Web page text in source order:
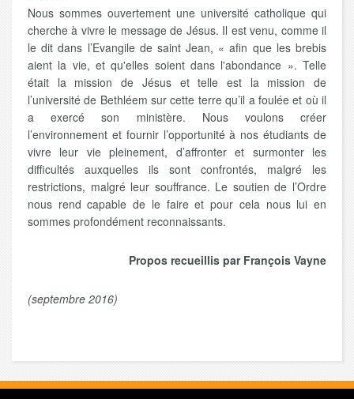
Nous sommes ouvertement une université catholique qui
cherche à vivre le message de Jésus. Il est venu, comme il
le dit dans l’Evangile de saint Jean, « afin que les brebis
aient la vie, et qu'elles soient dans l'abondance ». Telle
était la mission de Jésus et telle est la mission de
l’université de Bethléem sur cette terre qu’il a foulée et où il
a exercé son ministère. Nous voulons créer
l’environnement et fournir l’opportunité à nos étudiants de
vivre leur vie pleinement, d’affronter et surmonter les
difficultés auxquelles ils sont confrontés, malgré les
restrictions, malgré leur souffrance. Le soutien de l’Ordre
nous rend capable de le faire et pour cela nous lui en
sommes profondément reconnaissants.
Propos recueillis par François Vayne
(septembre 2016)